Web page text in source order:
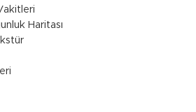
Haritası